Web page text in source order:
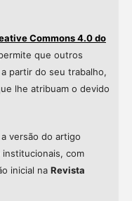
Commons 4.0 do
que outros
partir do seu trabalho,
lhe atribuam o devido
versão do artigo
com
inicial na Revista